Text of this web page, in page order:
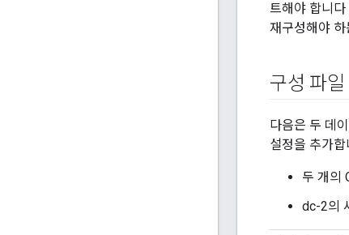
트해야 합니
재구성해야
구성 파일
다음은 두 데
설정을 추가합
두 개의
dc-2의